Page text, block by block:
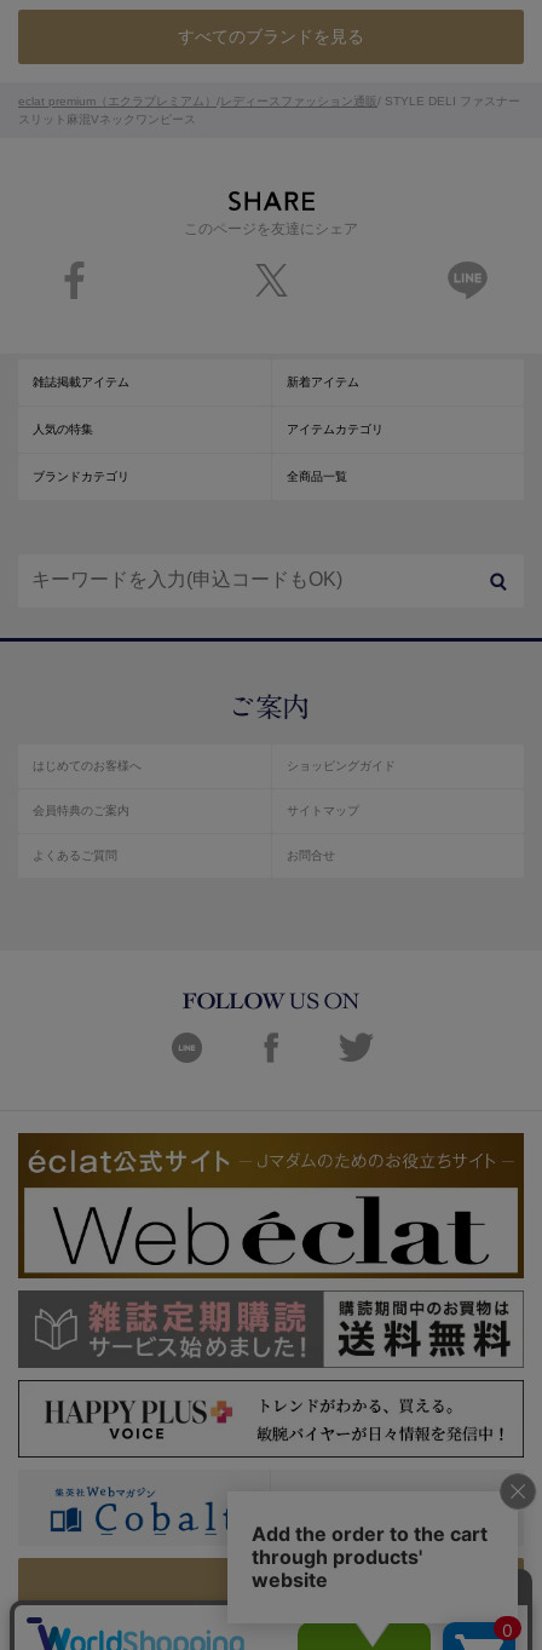
このページを友達にシェア
すべてのブランドを見る
eclat premium（エクラプレミアム） / レディースファッション通販/ STYLE DELI ファスナー
スリット麻混Vネックワンピース
雑誌掲載アイテム 新着アイテム
人気の特集 アイテムカテゴリ
ブランドカテゴリ 全商品一覧
はじめてのお客様へ ショッピングガイド
会員特典のご案内 サイトマップ
よくあるご質問 お問合せ
PC版を表示